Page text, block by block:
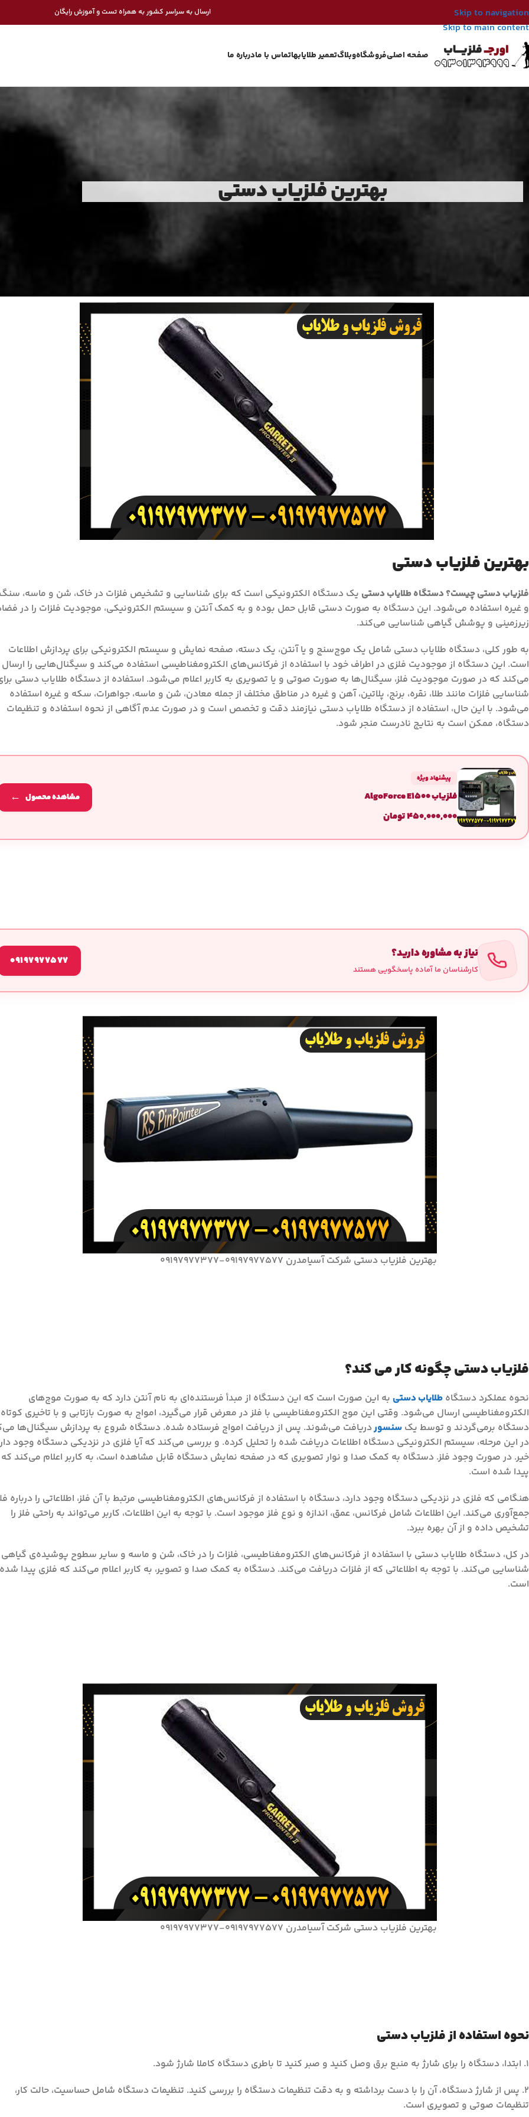
Skip to navigation
Skip to main content
ارسال به سراسر کشور به همراه تست و آموزش رایگان
صفحه اصلیفروشگاهوبلاگتعمیر طلایابهاتماس با مادرباره ما
بهترین فلزیاب دستی
بهترین فلزیاب دستی
فلزیاب دستی چیست؟ دستگاه طلایاب دستی یک دستگاه الکترونیکی است که برای شناسایی و تشخیص فلزات در خاک، شن و ماسه،
و غیره استفاده می‌شود. این دستگاه به صورت دستی قابل حمل بوده و به کمک آنتن و سیستم الکترونیکی، موجودیت فلزات را در
زیرزمینی و پوشش گیاهی شناسایی می‌کند.
به طور کلی، دستگاه طلایاب دستی شامل یک موج‌سنج و یا آنتن، یک دسته، صفحه نمایش و سیستم الکترونیکی برای پردازش اطلاعات
است. این دستگاه از موجودیت فلزی در اطراف خود با استفاده از فرکانس‌های الکترومغناطیسی استفاده می‌کند و سیگنال‌هایی را ارسال
می‌کند که در صورت موجودیت فلز، سیگنال‌ها به صورت صوتی و یا تصویری به کاربر اعلام می‌شود. استفاده از دستگاه طلایاب دستی
شناسایی فلزات مانند طلا، نقره، برنج، پلاتین، آهن و غیره در مناطق مختلف از جمله معادن، شن و ماسه، جواهرات، سکه و غیره استفاده
می‌شود. با این حال، استفاده از دستگاه طلایاب دستی نیازمند دقت و تخصص است و در صورت عدم آگاهی از نحوه استفاده و تنظیمات
دستگاه، ممکن است به نتایج نادرست منجر شود.
پیشنهاد ویژه
فلزیاب AlgoForce E1500
۴۵۰,۰۰۰,۰۰۰تومان
مشاهده محصول
نیاز به مشاوره دارید؟
کارشناسان ما آماده پاسخگویی هستند
09197977577
بهترین فلزیاب دستی شرکت آسیامدرن 09197977577-09197977377
فلزیاب دستی چگونه کار می کند؟
نحوه عملکرد دستگاه طلایاب دستی به این صورت است که این دستگاه از مبدأ فرستنده‌ای به نام آنتن دارد که به صورت موج‌های
الکترومغناطیسی ارسال می‌شود. وقتی این موج الکترومغناطیسی با فلز در معرض قرار می‌گیرد، امواج به صورت بازتابی و با تاخیری
دستگاه برمی‌گردند و توسط یک سنسوردریافت می‌شوند. پس از دریافت امواج فرستاده شده. دستگاه شروع به پردازش سیگنال‌ها
در این مرحله، سیستم الکترونیکی دستگاه اطلاعات دریافت شده را تحلیل کرده. و بررسی می‌کند که آیا فلزی در نزدیکی دستگاه وجود
خیر. در صورت وجود فلز. دستگاه به کمک صدا و نوار تصویری که در صفحه نمایش دستگاه قابل مشاهده است، به کاربر اعلام می‌کند که
پیدا شده است.
هنگامی که فلزی در نزدیکی دستگاه وجود دارد، دستگاه با استفاده از فرکانس‌های الکترومغناطیسی مرتبط با آن فلز، اطلاعاتی را درباره
جمع‌آوری می‌کند. این اطلاعات شامل فرکانس، عمق، اندازه و نوع فلز موجود است. با توجه به این اطلاعات، کاربر می‌تواند به راحتی فلز را
تشخیص داده و از آن بهره ببرد.
در کل، دستگاه طلایاب دستی با استفاده از فرکانس‌های الکترومغناطیسی، فلزات را در خاک، شن و ماسه و سایر سطوح پوشیده‌ی گیاهی
شناسایی می‌کند. با توجه به اطلاعاتی که از فلزات دریافت می‌کند. دستگاه به کمک صدا و تصویر، به کاربر اعلام می‌کند که فلزی پیدا شده
است.
بهترین فلزیاب دستی شرکت آسیامدرن 09197977577-09197977377
نحوه استفاده از فلزیاب دستی
1. ابتدا، دستگاه را برای شارژ به منبع برق وصل کنید و صبر کنید تا باطری دستگاه کاملا شارژ شود.
2. پس از شارژ دستگاه، آن را با دست برداشته و به دقت تنظیمات دستگاه را بررسی کنید. تنظیمات دستگاه شامل حساسیت، حالت کار،
تنظیمات صوتی و تصویری است.